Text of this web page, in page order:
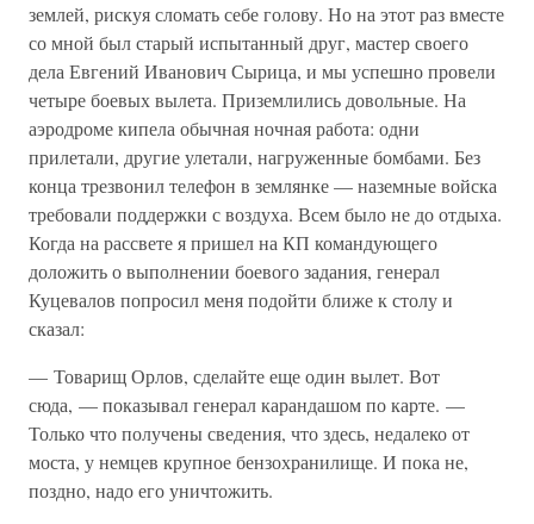
землей, рискуя сломать себе голову. Но на этот раз вместе
со мной был старый испытанный друг, мастер своего
дела Евгений Иванович Сырица, и мы успешно провели
четыре боевых вылета. Приземлились довольные. На
аэродроме кипела обычная ночная работа: одни
прилетали, другие улетали, нагруженные бомбами. Без
конца трезвонил телефон в землянке — наземные войска
требовали поддержки с воздуха. Всем было не до отдыха.
Когда на рассвете я пришел на КП командующего
доложить о выполнении боевого задания, генерал
Куцевалов попросил меня подойти ближе к столу и
сказал:
— Товарищ Орлов, сделайте еще один вылет. Вот
сюда, — показывал генерал карандашом по карте. —
Только что получены сведения, что здесь, недалеко от
моста, у немцев крупное бензохранилище. И пока не,
поздно, надо его уничтожить.